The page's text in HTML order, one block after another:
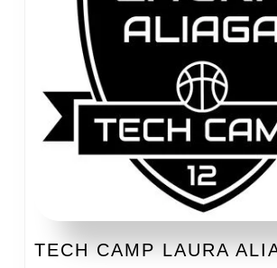
TECH CAMP LAURA